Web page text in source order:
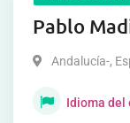
Pablo
Andalucía-,
Idioma del